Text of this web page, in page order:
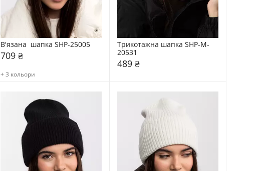
В'язана  шапка SHP-25005
709 ₴
+ 3 кольори
Трикотажна шапка SHP-M-
20531
489 ₴